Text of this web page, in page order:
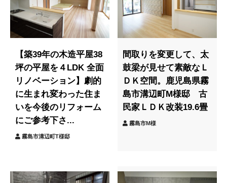
【築39年の木造平屋38
坪の平屋を４LDK 全面
リノベーション】劇的
に生まれ変わった住ま
いを今後のリフォーム
にご参考下さ...
霧島市溝辺町T様邸
間取りを変更して、太
鼓梁が見せて素敵なＬ
ＤＫ空間。鹿児島県霧
島市溝辺町M様邸 古
民家ＬＤＫ改装19.6畳
霧島市M様